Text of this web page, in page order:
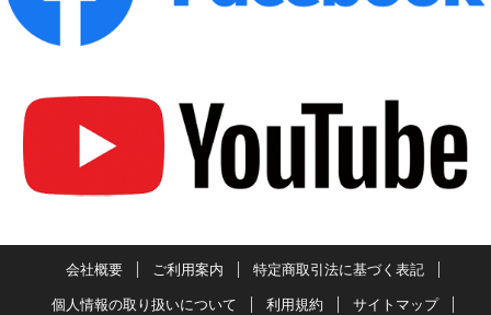
会社概要 ご利用案内 特定商取引法に基づく表記
個人情報の取り扱いについて 利用規約 サイトマップ